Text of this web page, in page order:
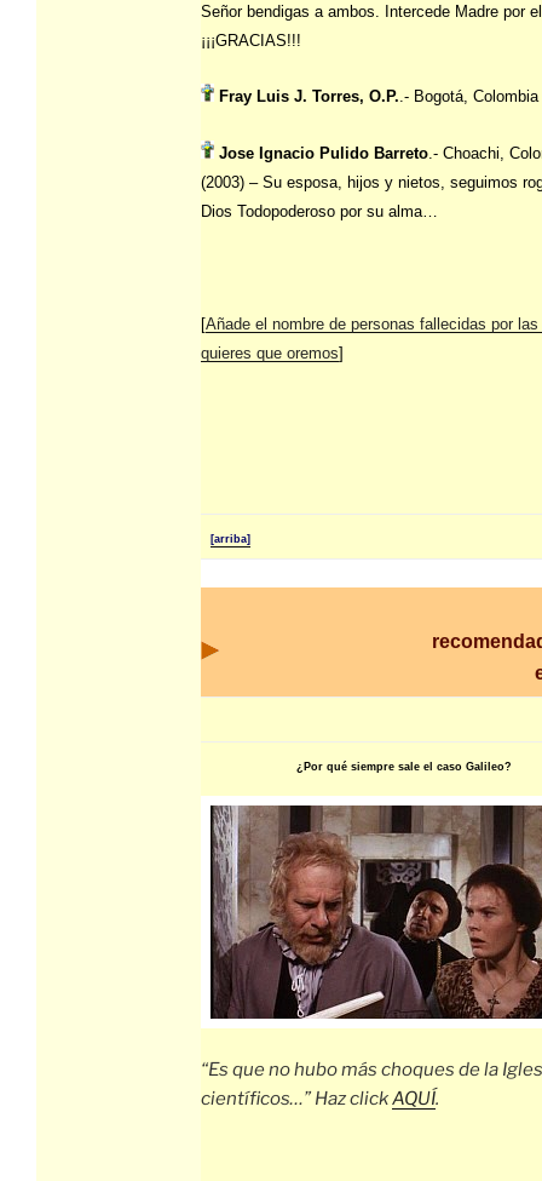
Señor bendigas a ambos. Intercede Madre por
¡¡¡GRACIAS!!!
Fray Luis J. Torres, O.P..- Bogotá, Colombia
Jose Ignacio Pulido Barreto .- Choachi,
(2003) – Su esposa, hijos y nietos, seguimos
Dios Todopoderoso por su alma…
[Añade el nombre de personas fallecidas por las
quieres que oremos]
[arriba]
¿Por qué siempre sale el caso Galileo?
“Es que no hubo más choques de la
científicos…” Haz clickAQUÍ.